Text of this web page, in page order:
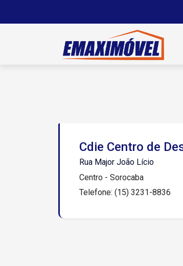
Cdie Centro de
Rua Major João Lício
Centro - Sorocaba
Telefone: (15) 3231-8836